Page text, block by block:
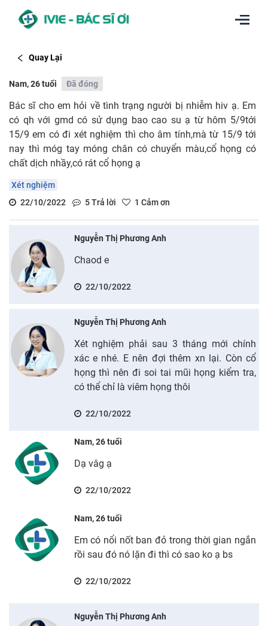
Quay Lại
Nam, 26 tuổi Đã đóng
Bác sĩ cho em hỏi về tình trạng người bị nhiễm hiv ạ. Em
có qh với gmd có sử dụng bao cao su ạ từ hôm 5/9tới
15/9 em có đi xét nghiệm thì cho âm tính,mà từ 15/9 tới
nay thì móg tay móng chân có chuyển màu,cổ họng có
chất dịch nhầy,có rát cổ họng ạ
Xét nghiệm
22/10/2022
5Trả lời 1 Cảm ơn
Nguyễn Thị Phương Anh
Chaod e
22/10/2022
Nguyễn Thị Phương Anh
Xét nghiệm phải sau 3 tháng mới chính
xác e nhé. E nên đợi thêm xn lại. Còn cổ
họng thì nên đi soi tai mũi họng kiểm tra,
có thể chỉ là viêm họng thôi
22/10/2022
Nam, 26 tuổi
Dạ vâg ạ
22/10/2022
Nam, 26 tuổi
Em có nổi nốt ban đỏ trong thời gian ngắn
rồi sau đó nó lặn đi thì có sao ko ạ bs
22/10/2022
Nguyễn Thị Phương Anh